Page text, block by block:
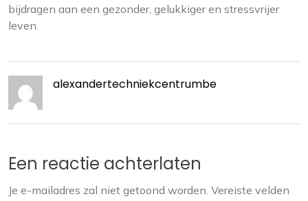
bijdragen aan een gezonder, gelukkiger en stressvrijer
leven.
alexandertechniekcentrumbe
Een reactie achterlaten
Je e-mailadres zal niet getoond worden. Vereiste velden